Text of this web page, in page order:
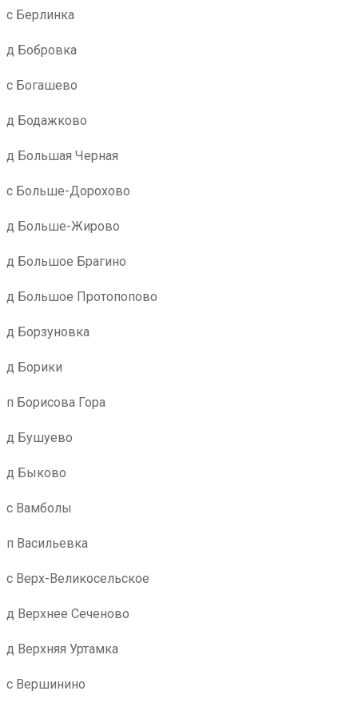
с Берлинка
д Бобровка
с Богашево
д Бодажково
д Большая Черная
с Больше-Дорохово
д Больше-Жирово
д Большое Брагино
д Большое Протопопово
д Борзуновка
д Борики
п Борисова Гора
д Бушуево
д Быково
с Вамболы
п Васильевка
с Верх-Великосельское
д Верхнее Сеченово
д Верхняя Уртамка
с Вершинино